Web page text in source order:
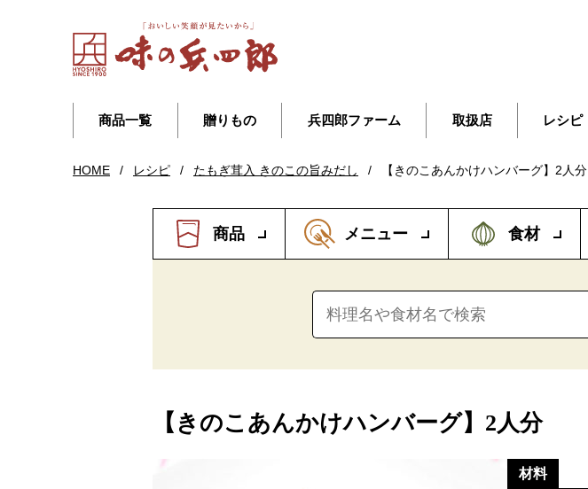
商品一覧 贈りもの 兵四郎ファーム 取扱店 レシピ
HOME / レシピ / たもぎ茸入 きのこの旨みだし / 【きのこあんかけハンバーグ】2人分
商品 メニュー 食材
【きのこあんかけハンバーグ】2人分
材料